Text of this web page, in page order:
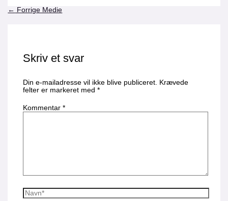
← Forrige Medie
Skriv et svar
Din e-mailadresse vil ikke blive publiceret.
Krævede
felter er markeret med *
Kommentar *